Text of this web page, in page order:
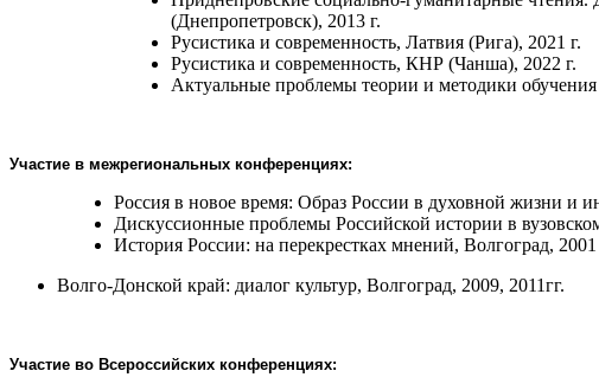
(Днепропетровск), 2013 г.
Русистика и современность, Латвия (Рига), 2021 г.
Русистика и современность, КНР (Чанша), 2022 г.
Актуальные проблемы теории и методики
Участие в межрегиональных конференциях:
Россия в новое время: Образ России в духовной жизни и
Дискуссионные проблемы Российской истории в
История России: на перекрестках мнений, Волгоград, 2001
Волго-Донской край: диалог культур, Волгоград, 2009, 2011гг.
Участие во Всероссийских конференциях: